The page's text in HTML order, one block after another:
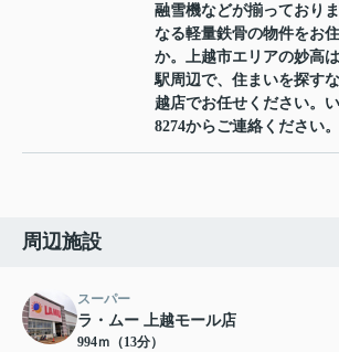
融雪機などが揃っており
なる軽量鉄骨の物件をお
か。上越市エリアの妙高
駅周辺で、住まいを探す
越店でお任せください。
8274からご連絡ください。
周辺施設
スーパー
ラ・ムー 上越モール店
994ｍ（13分）